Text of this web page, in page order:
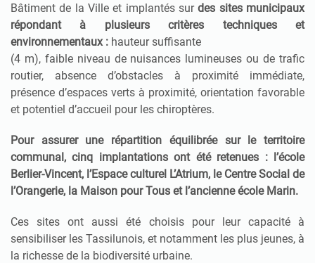
Bâtiment de la Ville et implantés surdes sites municipaux
répondant à plusieurs critères techniques et
environnementaux : hauteur suffisante
(4 m), faible niveau de nuisances lumineuses ou de trafic
routier, absence d’obstacles à proximité immédiate,
présence d’espaces verts à proximité, orientation favorable
et potentiel d’accueil pour les chiroptères.
Pour assurer une répartition équilibrée sur le territoire
communal, cinq implantations ont été retenues : l’école
Berlier-Vincent, l’Espace culturel L’Atrium, le Centre Social de
l’Orangerie, la Maison pour Tous et l’ancienne école Marin.
Ces sites ont aussi été choisis pour leur capacité à
sensibiliser les Tassilunois, et notamment les plus jeunes, à
la richesse de la biodiversité urbaine.